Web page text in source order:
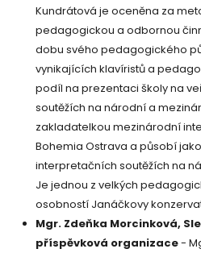
Kundrátová je oceněna za
pedagogickou a odbornou
dobu svého pedagogického
vynikajících klavíristů a
podíl na prezentaci školy na
soutěžích na národní a
zakladatelkou mezinárodní
Bohemia Ostrava a působí
interpretačních soutěžích na
Je jednou z velkých
osobností Janáčkovy
Mgr. Zdeňka Morcinková,
příspěvková organizace-